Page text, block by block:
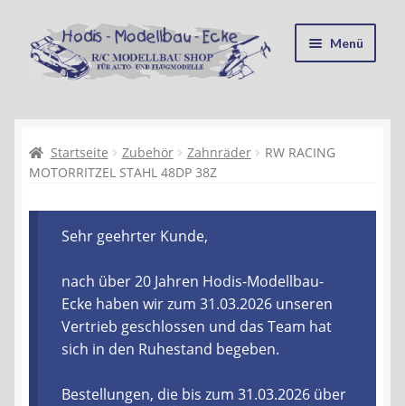
Zur
Navigation
springen
Zum
Inhalt
springen
Menü
Kasse
Recycling, Entsorgung und Umwelt
Shop
Warenkorb
Ablauf einer Bestellung
Startseite Zubehör Zahnräder
RW RACING
MOTORRITZEL STAHL 48DP 38Z
Sehr geehrter Kunde,
nach über 20 Jahren Hodis-Modellbau-
Ecke haben wir zum 31.03.2026 unseren
Vertrieb geschlossen und das Team hat
sich in den Ruhestand begeben.
Bestellungen, die bis zum 31.03.2026 über